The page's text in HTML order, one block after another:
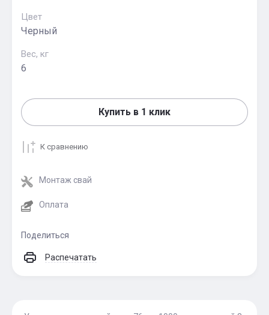
Цвет
Черный
Вес, кг
6
Купить в 1 клик
К сравнению
Монтаж свай
Оплата
Поделиться
Распечатать